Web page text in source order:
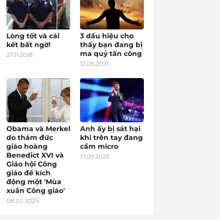
Lòng tốt và cái
kết bất ngờ!
27.11.2018
3 dấu hiệu cho
thấy bạn đang bị
ma quỷ tấn công
12.05.2021
Obama và Merkel
do thám đức
giáo hoàng
Benedict XVI và
Giáo hội Công
giáo để kích
động một 'Mùa
xuân Công giáo'
08.02.2025
Anh ấy bị sát hại
khi trên tay đang
cầm micro
17.09.2025